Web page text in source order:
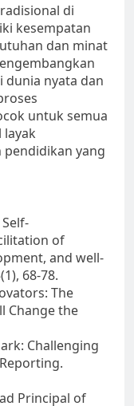
di
kesempatan
dan minat
nyata dan
untuk semua
yang
of
and well-
68-78.
The
Change the
Challenging
Principal of